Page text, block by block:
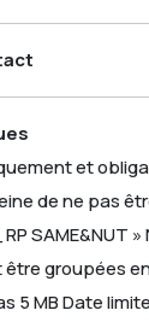
et
de ne pas
SAME&NUT »
groupées
5 MBDate